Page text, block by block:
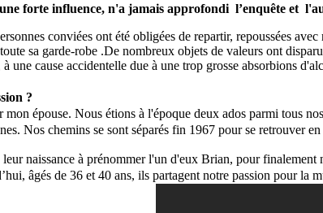
forte influence, n'a jamais approfondi l’enquête et
conviées ont été obligées de repartir, repoussées
sa garde-robe .De nombreux objets de valeurs ont
une cause accidentelle due à une trop grosse absorbions
?
épouse. Nous étions à l'époque deux ados parmi tous
Nos chemins se sont séparés fin 1967 pour se retrouver
leur naissance à prénommer l'un d'eux Brian, pour
âgés de 36 et 40 ans, ils partagent notre passion pour la